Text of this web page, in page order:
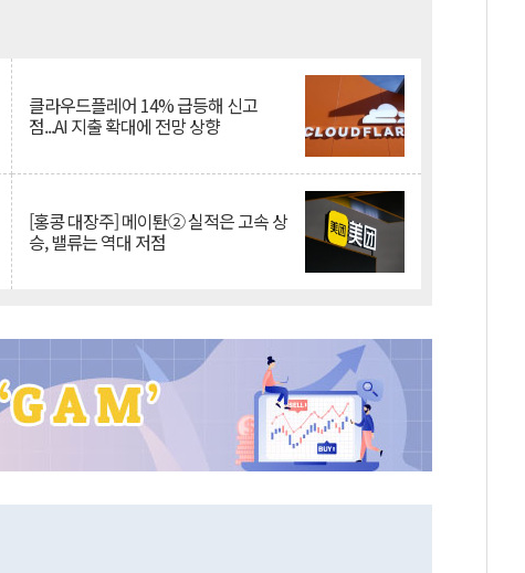
클라우드플레어 14% 급등해 신고
점...AI 지출 확대에 전망 상향
[홍콩 대장주] 메이퇀② 실적은 고속 상
승, 밸류는 역대 저점